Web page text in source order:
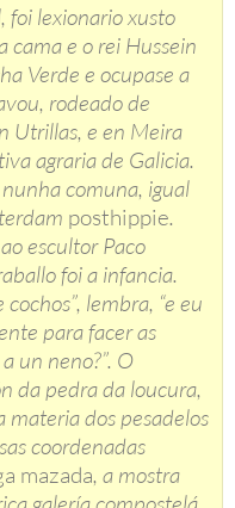
foi lexionario xusto
cama e o rei Hussein
Verde e ocupase a
rodeado de
Utrillas, e en Meira
agraria de Galicia.
comuna, igual
posthippie.
escultor Paco
foi a infancia.
lembra, “e eu
para facer as
un neno?”. O
da pedra da loucura,
materia dos pesadelos
coordenadas
mazada, a mostra